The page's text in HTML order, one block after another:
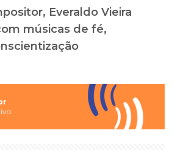
Everaldo Vieira
músicas de fé,